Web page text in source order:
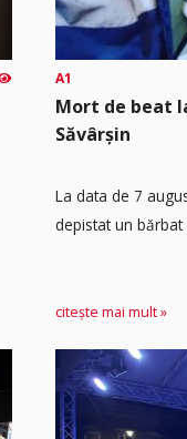
A1
Mort de beat
Săvârșin
​La data de 7
depistat un bărbat
citește mai mult »